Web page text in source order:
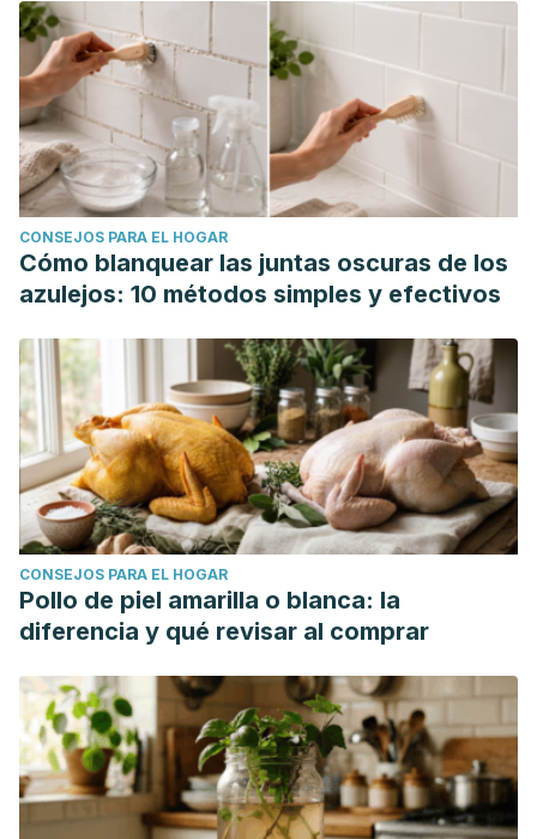
CONSEJOS PARA EL HOGAR
Cómo blanquear las juntas oscuras de los
azulejos: 10 métodos simples y efectivos
CONSEJOS PARA EL HOGAR
Pollo de piel amarilla o blanca: la
diferencia y qué revisar al comprar